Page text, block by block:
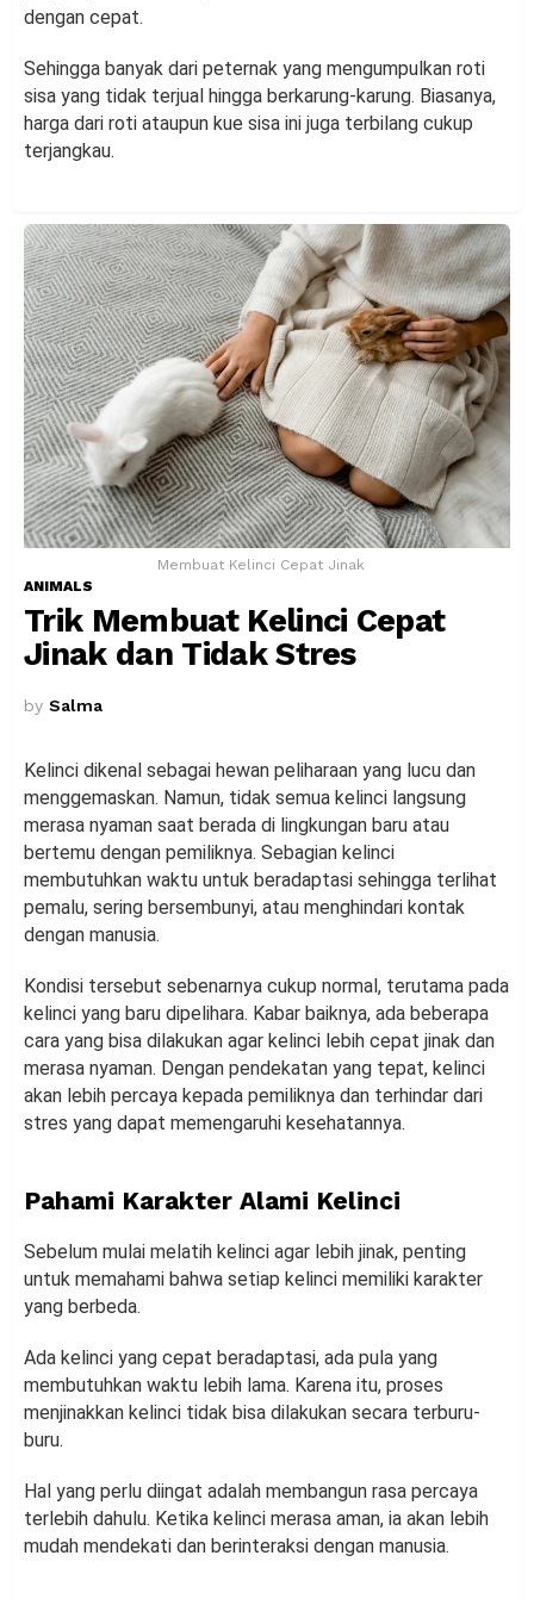
dengan cepat.
Sehingga banyak dari peternak yang mengumpulkan roti
sisa yang tidak terjual hingga berkarung-karung. Biasanya,
harga dari roti ataupun kue sisa ini juga terbilang cukup
terjangkau.
Membuat Kelinci Cepat Jinak
ANIMALS
Trik Membuat Kelinci Cepat
Jinak dan Tidak Stres
by Salma
Kelinci dikenal sebagai hewan peliharaan yang lucu dan
menggemaskan. Namun, tidak semua kelinci langsung
merasa nyaman saat berada di lingkungan baru atau
bertemu dengan pemiliknya. Sebagian kelinci
membutuhkan waktu untuk beradaptasi sehingga terlihat
pemalu, sering bersembunyi, atau menghindari kontak
dengan manusia.
Kondisi tersebut sebenarnya cukup normal, terutama pada
kelinci yang baru dipelihara. Kabar baiknya, ada beberapa
cara yang bisa dilakukan agar kelinci lebih cepat jinak dan
merasa nyaman. Dengan pendekatan yang tepat, kelinci
akan lebih percaya kepada pemiliknya dan terhindar dari
stres yang dapat memengaruhi kesehatannya.
Pahami Karakter Alami Kelinci
Sebelum mulai melatih kelinci agar lebih jinak, penting
untuk memahami bahwa setiap kelinci memiliki karakter
yang berbeda.
Ada kelinci yang cepat beradaptasi, ada pula yang
membutuhkan waktu lebih lama. Karena itu, proses
menjinakkan kelinci tidak bisa dilakukan secara terburu-
buru.
Hal yang perlu diingat adalah membangun rasa percaya
terlebih dahulu. Ketika kelinci merasa aman, ia akan lebih
mudah mendekati dan berinteraksi dengan manusia.